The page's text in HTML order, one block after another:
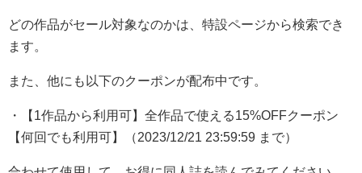
どの作品がセール対象なのかは、特設ページから検索でき
ます。
また、他にも以下のクーポンが配布中です。
・【1作品から利用可】全作品で使える15%OFFクーポン
【何回でも利用可】（2023/12/21 23:59:59 まで）